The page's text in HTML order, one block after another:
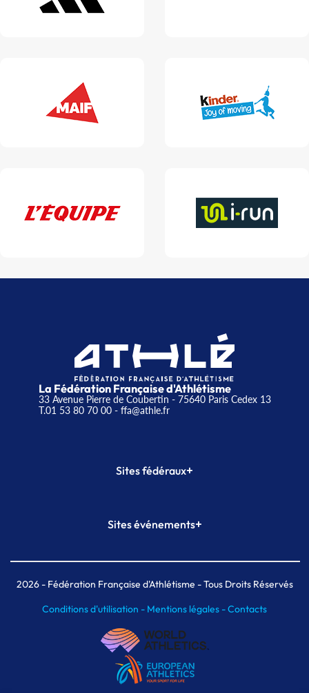
La Fédération Française d'Athlétisme
33 Avenue Pierre de Coubertin - 75640 Paris Cedex 13
T.01 53 80 70 00- ffa@athle.fr
Sites fédéraux+
Plateforme Formation
Sites événements+
Meeting de Paris indoor
MAIF Ekiden de Paris
2026- Fédération Française d'Athlétisme - Tous Droits Réservés
Conditions d'utilisation - Mentions légales -Contacts